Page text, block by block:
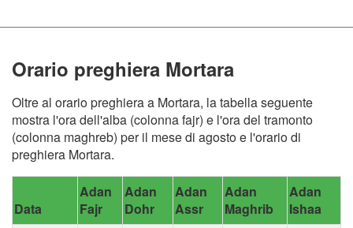
Orario preghiera Mortara
Oltre al orario preghiera a Mortara, la tabella seguente
mostra l'ora dell'alba (colonna fajr) e l'ora del tramonto
(colonna maghreb) per il mese di agosto e l'orario di
preghiera Mortara.
Data
Adan
Fajr
Adan
Dohr
Adan
Assr
Adan
Maghrib
Adan
Ishaa